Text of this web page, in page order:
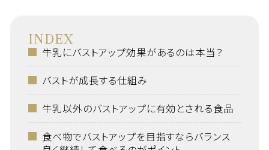
INDEX
牛乳にバストアップ効果があるのは本当？
バストが成長する仕組み
牛乳以外のバストアップに有効とされる食品
食べ物でバストアップを目指すならバランス